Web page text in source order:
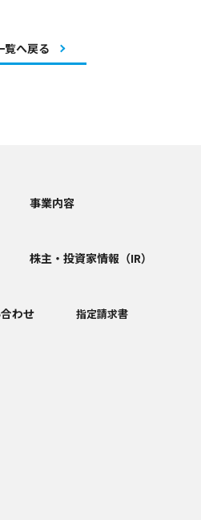
覧へ戻る
事業内容
株主・投資家情報（IR）
わせ 指定請求書